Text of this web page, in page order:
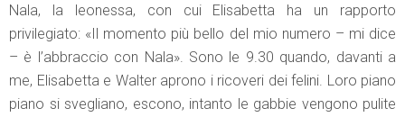
Nala, la leonessa, con cui Elisabetta ha un rapporto
privilegiato: «Il momento più bello del mio numero – mi dice
– è l’abbraccio con Nala». Sono le 9.30 quando, davanti a
me, Elisabetta e Walter aprono i ricoveri dei felini. Loro piano
piano si svegliano, escono, intanto le gabbie vengono pulite